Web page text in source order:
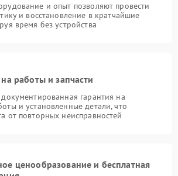
и опыт позволяют провести
и восстановление в кратчайшие
время без устройства
на работы и запчасти
документированная гарантия на
и установленные детали, что
от повторных неисправностей
ценообразование и бесплатная